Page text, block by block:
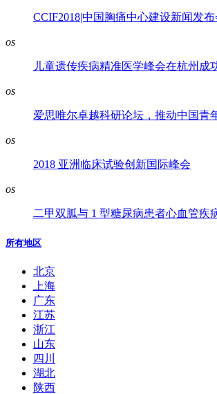
CCIF2018|中国胸痛中心建设新闻发
os
儿童遗传疾病精准医学峰会在杭州成
os
爱思唯尔卓越科研论坛，推动中国青
os
2018 亚洲临床试验创新国际峰会
os
二甲双胍与 1 型糖尿病患者心血管疾
所有地区
北京
上海
广东
江苏
浙江
山东
四川
湖北
陕西